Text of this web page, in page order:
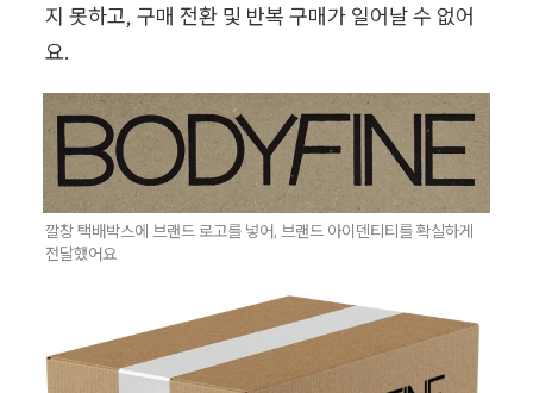
지 못하고, 구매 전환 및 반복 구매가 일어날 수 없어
요.
깔창 택배박스에 브랜드 로고를 넣어, 브랜드 아이덴티티를 확실하게
전달했어요